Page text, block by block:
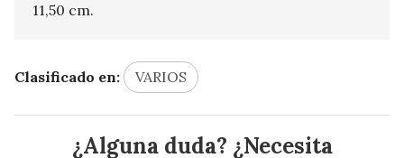
11,50 cm.
Clasificado en: VARIOS
¿Alguna duda? ¿Necesita